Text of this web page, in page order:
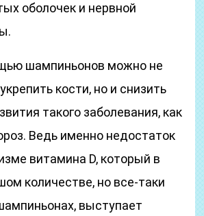
оболочек и нервной
шампиньонов можно не
кости, но и снизить
такого заболевания, как
Ведь именно недостаток
витамина D, который в
количестве, но все-таки
выступает